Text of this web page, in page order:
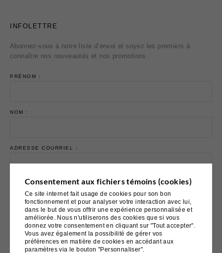
INFOLETTRE
Abonnez-vous à notre liste d’envoi et soyez les premiers à
connaître nos nouveautés et nos promotions.
PRÉNOM :
NOM :
ADRESSE COURRIEL :
Email marketing Cyberimpact
Consentement aux fichiers témoins (cookies)
Ce site internet fait usage de cookies pour son bon
fonctionnement et pour analyser votre interaction avec lui,
dans le but de vous offrir une expérience personnalisée et
améliorée. Nous n'utiliserons des cookies que si vous
donnez votre consentement en cliquant sur "Tout accepter".
Vous avez également la possibilité de gérer vos
préférences en matière de cookies en accédant aux
paramètres via le bouton "Personnaliser".